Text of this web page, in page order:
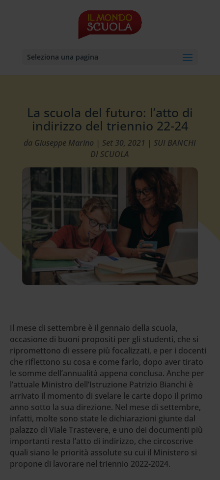
Seleziona una pagina
La scuola del futuro: l’atto di
indirizzo del triennio 22-24
da Giuseppe Marino |Set 30, 2021 |SUI BANCHI
DI SCUOLA
Il mese di settembre è il gennaio della scuola,
occasione di buoni propositi per gli studenti, che si
ripromettono di essere più focalizzati, e per i docenti
che riflettono su cosa e come farlo, dopo aver tirato
le somme dell’annualità appena conclusa. Anche per
l’attuale Ministro dell’Istruzione Patrizio Bianchi è
arrivato il momento di svelare le carte dopo il primo
anno sotto la sua direzione. Nel mese di settembre,
infatti, molte sono state le dichiarazioni giunte dal
palazzo di Viale Trastevere, e uno dei documenti più
importanti resta l’atto di indirizzo, che circoscrive
quali siano le priorità assolute su cui il Ministero si
propone di lavorare nel triennio 2022-2024.